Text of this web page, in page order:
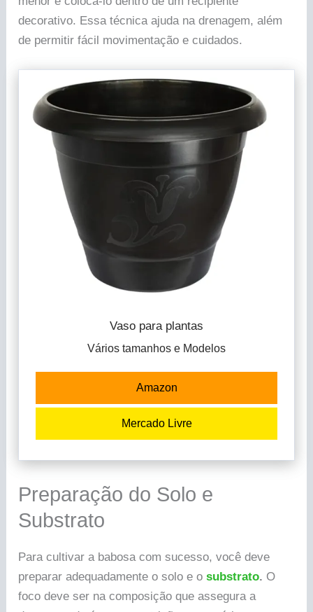
decorativo. Essa técnica ajuda na drenagem, além
de permitir fácil movimentação e cuidados.
Vaso para plantas
Vários tamanhos e Modelos
Amazon
Mercado Livre
Preparação do Solo e
Substrato
Para cultivar a babosa com sucesso, você deve
preparar adequadamente o solo e o substrato. O
foco deve ser na composição que assegura a